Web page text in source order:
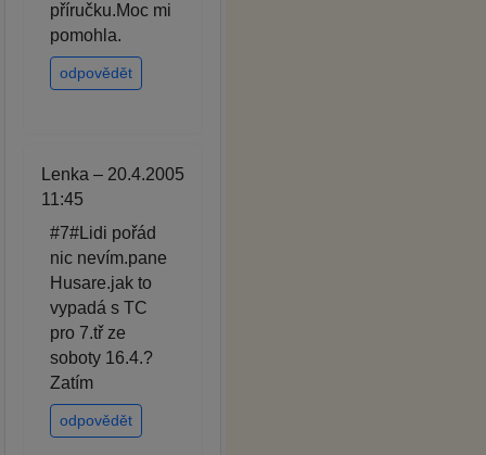
příručku.Moc mi
pomohla.
odpovědět
Lenka – 20.4.2005
11:45
#7#Lidi pořád
nic nevím.pane
Husare.jak to
vypadá s TC
pro 7.tř ze
soboty 16.4.?
Zatím
odpovědět